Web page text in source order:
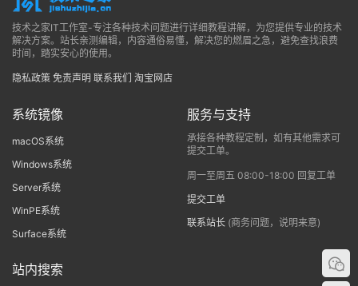
技术之家IT工作室-专注各种技术问题进行详细教程讲解，为您提供专业的技术
解决方案。站长亲测编辑，内容通俗易懂，解决您的燃眉之急，避免查找浪费
时间，踏实安心的使用。
隐私政策 免责声明 联系我们 淘宝网店
系统镜像
macOS系统
Windows系统
Server系统
WinPE系统
Surface系统
服务与支持
承接各种教程定制，如有其他需求可
提交工单。
周一至周五 08:00-18:00 回复工单
提交工单
联系站长 (商务问题，说明来意)
站内搜索